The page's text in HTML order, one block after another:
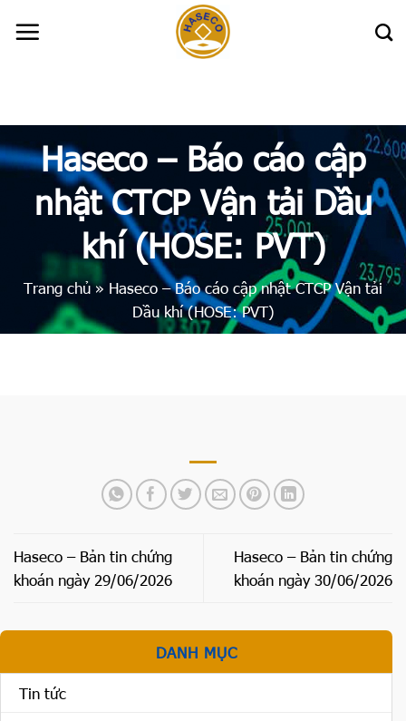
Haseco – Báo cáo cập
nhật CTCP Vận tải Dầu
khí (HOSE: PVT)
Trang chủ» Haseco – Báo cáo cập nhật CTCP Vận tải
Dầu khí (HOSE: PVT)
Haseco – Bản tin chứng
khoán ngày 29/06/2026
Haseco – Bản tin chứng
khoán ngày 30/06/2026
DANH MỤC
Tin tức